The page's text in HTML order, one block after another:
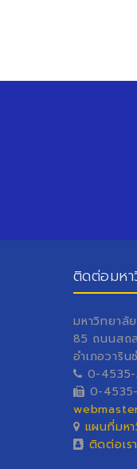
ติดต่อมหา
มหาวิทยาลั
85 ถนนสถ
อำเภอวาริ
0-
0-
แผนที่มห
ติดต่อเรา